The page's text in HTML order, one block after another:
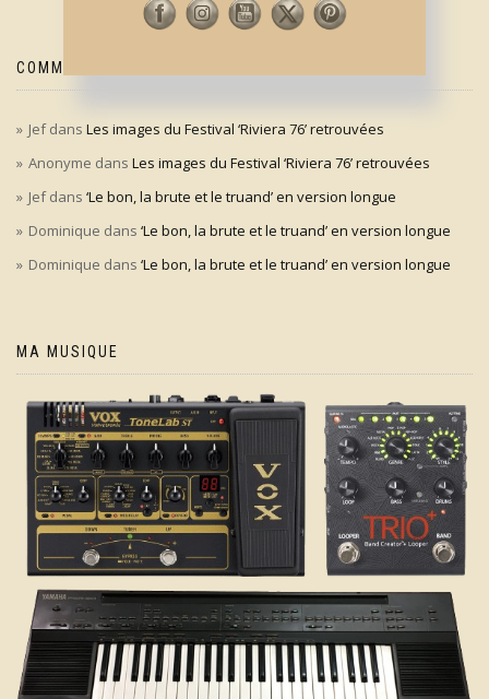
COMMENTAIRES RÉCENTS
Jefdans Les images du Festival ‘Riviera 76’ retrouvées
Anonyme dans Les images du Festival ‘Riviera 76’ retrouvées
Jefdans ‘Le bon, la brute et le truand’ en version longue
Dominique dans ‘Le bon, la brute et le truand’ en version longue
Dominique dans ‘Le bon, la brute et le truand’ en version longue
MA MUSIQUE